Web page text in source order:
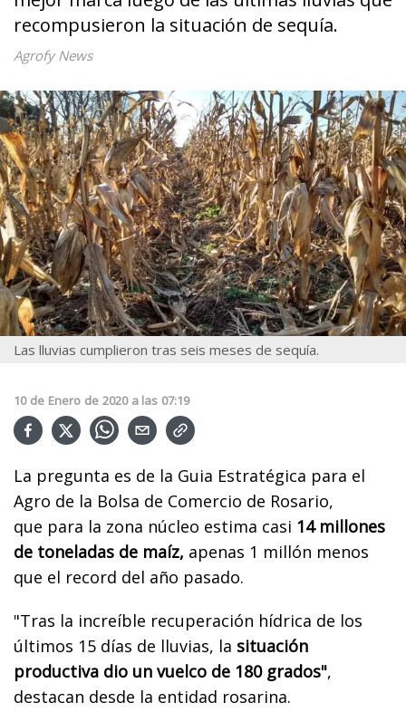
recompusieron la situación de sequía.
Agrofy News
Las lluvias cumplieron tras seis meses de sequía.
10 de Enero de 2020 a las 07:19
La pregunta es de la Guia Estratégica para el
Agro de la Bolsa de Comercio de Rosario,
que para la zona núcleo estima casi 14 millones
de toneladas de maíz, apenas 1 millón menos
que el record del año pasado.
"Tras la increíble recuperación hídrica de los
últimos 15 días de lluvias, la situación
productiva dio un vuelco de 180 grados",
destacan desde la entidad rosarina.